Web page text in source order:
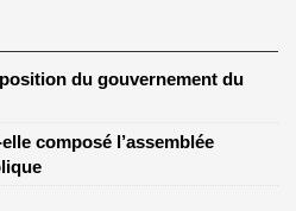
du gouvernement du
composé l’assemblée